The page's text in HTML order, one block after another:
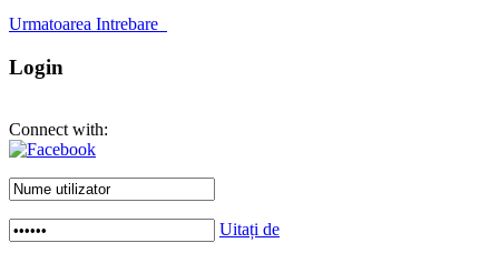
Urmatoarea Intrebare
Login
Connect with:
Uitați de